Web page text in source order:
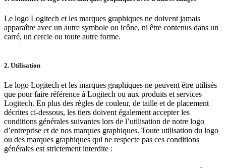
Le logo Logitech et les marques graphiques ne doivent jamais
apparaître avec un autre symbole ou icône, ni être contenus dans un
carré, un cercle ou toute autre forme.
2. Utilisation
Le logo Logitech et les marques graphiques ne peuvent être utilisés
que pour faire référence à Logitech ou aux produits et services
Logitech. En plus des règles de couleur, de taille et de placement
décrites ci-dessous, les tiers doivent également accepter les
conditions générales suivantes lors de l’utilisation de notre logo
d’entreprise et de nos marques graphiques. Toute utilisation du logo
ou des marques graphiques qui ne respecte pas ces conditions
générales est strictement interdite :